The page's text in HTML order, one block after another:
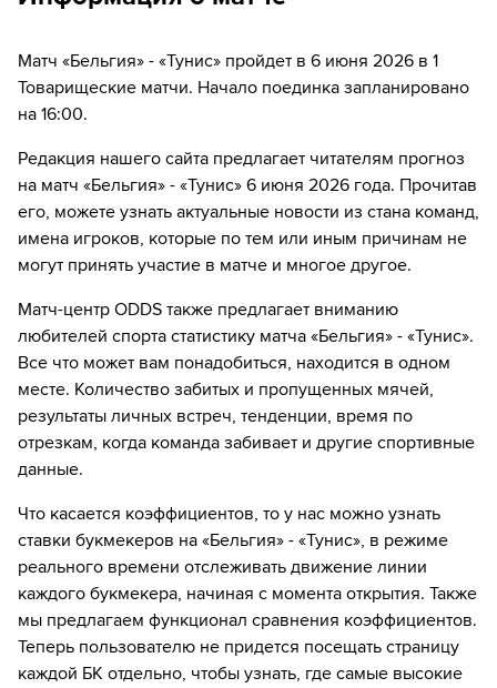
65´ Замена "Бельгия": Амаду Онана ↔ Ханс Ванакен
65´
Замена "Тунис": Амин Бен Хамида ↔ Мортада Бен
Уаннес
73´
Замена "Бельгия": Тимоти Кастань ↔ Максим де
Кёйпер
73´ Замена "Бельгия": Юри Тилеманс ↔ Аксель Витсель
Замена "Бельгия": Леандро Троссард ↔ Доди
Лукебакио
73´
Замена "Бельгия": Жереми Доку ↔ Матиас
Фернандес-Пардо
79´ Замена "Тунис": Adem Arous ↔ Rayan Elloumi
80´
Замена "Бельгия": Кевин Де Брёйне ↔ Николас
Раскин
80´ Замена "Бельгия": Тома Менье ↔ Диего Морейра
85´ГОЛ!
Матч «Бельгия» - «Тунис» пройдет в 6 июня 2026 в 1
Товарищеские матчи. Начало поединка запланировано
на 16:00.
Редакция нашего сайта предлагает читателям прогноз
на матч «Бельгия» - «Тунис» 6 июня 2026 года. Прочитав
его, можете узнать актуальные новости из стана команд,
имена игроков, которые по тем или иным причинам не
могут принять участие в матче и многое другое.
Матч-центр ODDS также предлагает вниманию
любителей спорта статистику матча «Бельгия» - «Тунис».
Все что может вам понадобиться, находится в одном
месте. Количество забитых и пропущенных мячей,
результаты личных встреч, тенденции, время по
отрезкам, когда команда забивает и другие спортивные
данные.
Что касается коэффициентов, то у нас можно узнать
ставки букмекеров на «Бельгия» - «Тунис», в режиме
реального времени отслеживать движение линии
каждого букмекера, начиная с момента открытия. Также
мы предлагаем функционал сравнения коэффициентов.
Теперь пользователю не придется посещать страницу
каждой БК отдельно, чтобы узнать, где самые высокие